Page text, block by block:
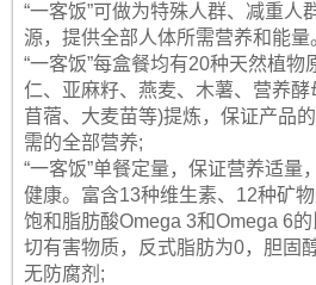
“一客饭”可做为特殊人群、减重人
源，提供全部人体所需营养和能量
“一客饭”每盒餐均有20种天然植
仁、亚麻籽、燕麦、木薯、营养
苜蓿、大麦苗等)提炼，保证产品
需的全部营养;
“一客饭”单餐定量，保证营养适量
健康。富含13种维生素、12种矿
饱和脂肪酸Omega 3和Omega 6
切有害物质，反式脂肪为0，胆固
无防腐剂;